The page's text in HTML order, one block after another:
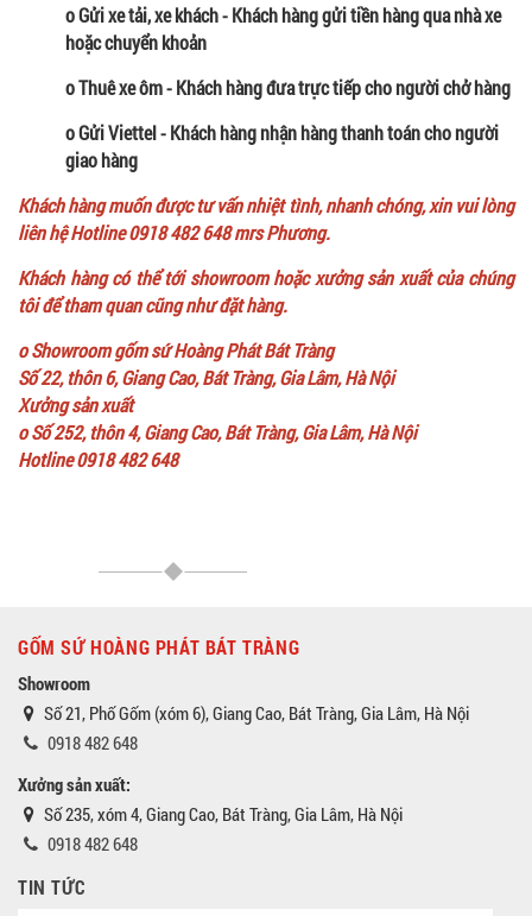
o Gửi xe tải, xe khách - Khách hàng gửi tiền hàng qua nhà xe
hoặc chuyển khoản
o Thuê xe ôm - Khách hàng đưa trực tiếp cho người chở hàng
o Gửi Viettel - Khách hàng nhận hàng thanh toán cho người
giao hàng
Khách hàng muốn được tư vấn nhiệt tình, nhanh chóng, xin vui lòng
liên hệ Hotline 0918 482 648 mrs Phương.
Khách hàng có thể tới showroom hoặc xưởng sản xuất của chúng
tôi để tham quan cũng như đặt hàng.
o Showroom gốm sứ Hoàng Phát Bát Tràng
Số 22, thôn 6, Giang Cao, Bát Tràng, Gia Lâm, Hà Nội
Xưởng sản xuất
o Số 252, thôn 4, Giang Cao, Bát Tràng, Gia Lâm, Hà Nội
Hotline 0918 482 648
GỐM SỨ HOÀNG PHÁT BÁT TRÀNG
Showroom
Số 21, Phố Gốm (xóm 6), Giang Cao, Bát Tràng, Gia Lâm, Hà Nội
0918 482 648
Xưởng sản xuất:
Số 235, xóm 4, Giang Cao, Bát Tràng, Gia Lâm, Hà Nội
0918 482 648
TIN TỨC